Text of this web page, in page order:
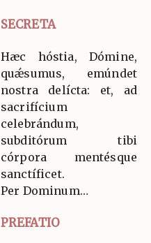
SECRETA
Hæc hóstia, Dómine,
quǽsumus, emúndet
nostra delícta: et, ad
sacrifícium
celebrándum,
subditórum tibi
córpora mentésque
sanctíficet.
Per Dominum…
PREFATIO